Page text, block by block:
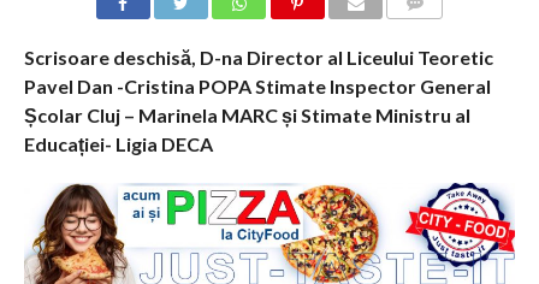
Scrisoare deschisă, D-na Director al Liceului Teoretic
Pavel Dan -Cristina POPA Stimate Inspector General
Școlar Cluj – Marinela MARC și Stimate Ministru al
Educației- Ligia DECA